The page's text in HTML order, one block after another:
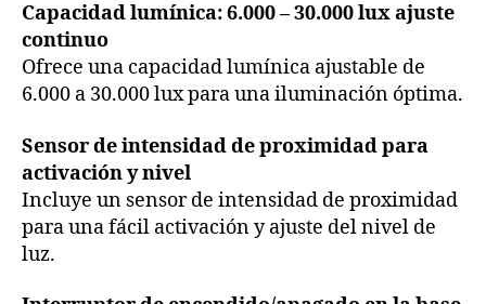
Capacidad lumínica: 6.000 – 30.000 lux ajuste
continuo
Ofrece una capacidad lumínica ajustable de
6.000 a 30.000 lux para una iluminación óptima.
Sensor de intensidad de proximidad para
activación y nivel
Incluye un sensor de intensidad de proximidad
para una fácil activación y ajuste del nivel de
luz.